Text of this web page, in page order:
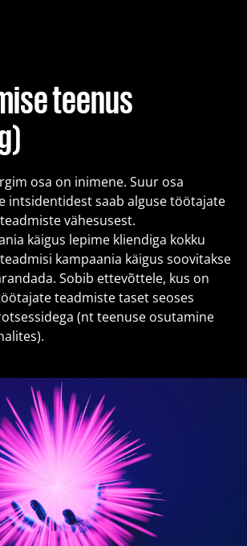
teenus
osa on inimene. Suur osa
intsidentidest saab alguse töötajate
vähesusest.
käigus lepime kliendiga kokku
kampaania käigus soovitakse
Sobib ettevõttele, kus on
teadmiste taset seoses
(nt teenuse osutamine